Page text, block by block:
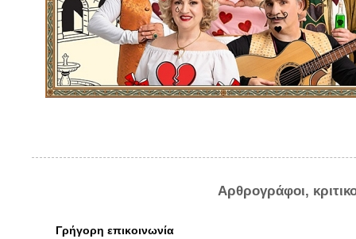
Αρθρογράφοι,
Γρήγορη επικοινωνία